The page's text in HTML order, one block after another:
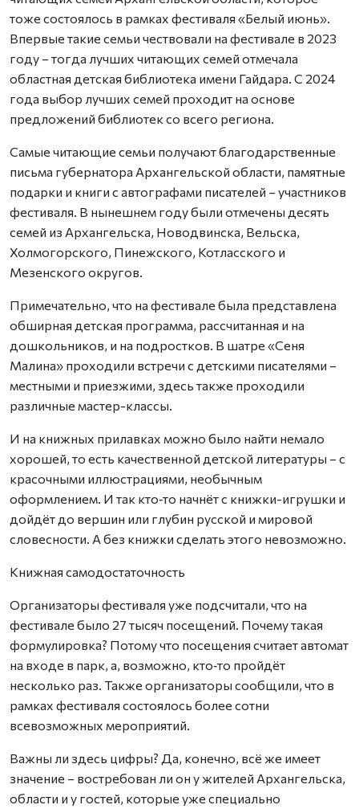
тоже состоялось в рамках фестиваля «Белый июнь».
Впервые такие семьи чествовали на фестивале в 2023
году – тогда лучших читающих семей отмечала
областная детская библиотека имени Гайдара. С 2024
года выбор лучших семей проходит на основе
предложений библиотек со всего региона.
Самые читающие семьи получают благодарственные
письма губернатора Архангельской области, памятные
подарки и книги с автографами писателей – участников
фестиваля. В нынешнем году были отмечены десять
семей из Архангельска, Новодвинска, Вельска,
Холмогорского, Пинежского, Котласского и
Мезенского округов.
Примечательно, что на фестивале была представлена
обширная детская программа, рассчитанная и на
дошкольников, и на подростков. В шатре «Сеня
Малина» проходили встречи с детскими писателями –
местными и приезжими, здесь также проходили
различные мастер-классы.
И на книжных прилавках можно было найти немало
хорошей, то есть качест­венной детской литературы – с
красочными иллюстрациями, необычным
оформлением. И так кто‑то начнёт с книжки-игрушки и
дойдёт до вершин или глубин русской и мировой
словесности. А без книжки сделать этого невозможно.
Книжная самодостаточность
Организаторы фестиваля уже подсчитали, что на
фестивале было 27 тысяч посещений. Почему такая
формулировка? Потому что посещения считает автомат
на входе в парк, а, возможно, кто‑то пройдёт
несколько раз. Также организаторы сообщили, что в
рамках фестиваля состоялось более сотни
всевозможных мероприятий.
Важны ли здесь цифры? Да, конечно, всё же имеет
значение – востребован ли он у жителей Архангельска,
области и у гостей, которые уже специально